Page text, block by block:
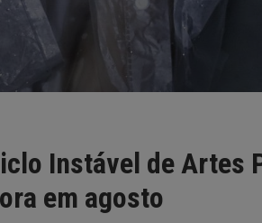
Instável de
em agosto